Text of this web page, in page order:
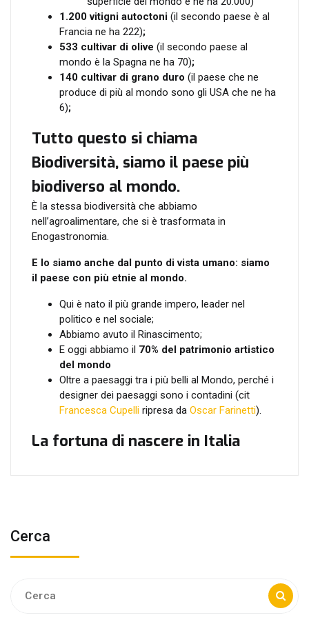
1.200 vitigni autoctoni (il secondo paese è al
Francia ne ha 222);
533 cultivar di olive (il secondo paese al
mondo è la Spagna ne ha 70);
140 cultivar di grano duro (il paese che ne
produce di più al mondo sono gli USA che ne ha
6);
Tutto questo si chiama
Biodiversità, siamo il paese più
biodiverso al mondo.
È la stessa biodiversità che abbiamo
nell’agroalimentare, che si è trasformata in
Enogastronomia.
E lo siamo anche dal punto di vista umano: siamo
il paese con più etnie al mondo.
Qui è nato il più grande impero, leader nel
politico e nel sociale;
Abbiamo avuto il Rinascimento;
E oggi abbiamo il 70% del patrimonio artistico
del mondo
Oltre a paesaggi tra i più belli al Mondo, perché i
designer dei paesaggi sono i contadini (cit
Francesca Cupelli ripresa da Oscar Farinetti).
La fortuna di nascere in Italia
Cerca